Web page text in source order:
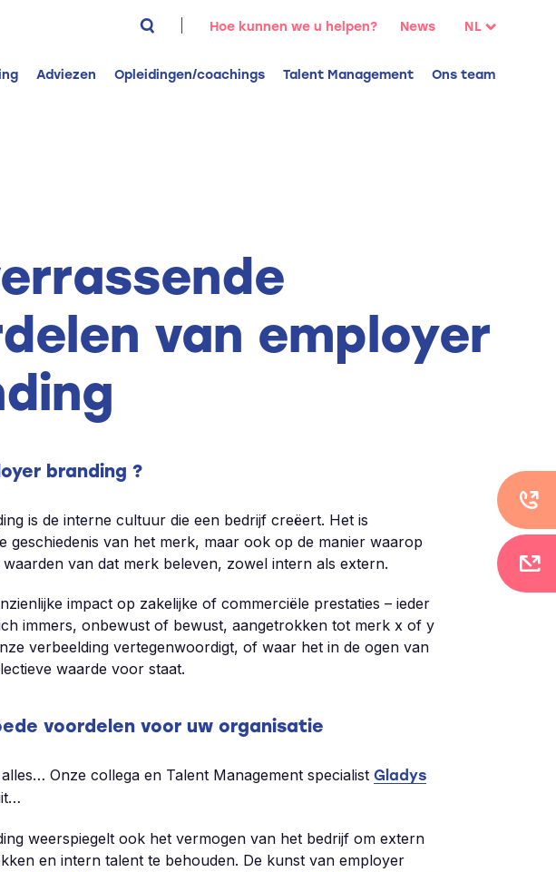
Zoeken
Hoe kunnen we u helpen? News
NL
EN
Adviezen Opleidingen/coachings Talent Management Ons team
van employer
branding ?
is de interne cultuur die een bedrijf creëert. Het is
geschiedenis van het merk, maar ook op de manier waarop
van dat merk beleven, zowel intern als extern.
impact op zakelijke of commerciële prestaties – ieder
immers, onbewust of bewust, aangetrokken tot merk x of y
verbeelding vertegenwoordigt, of waar het in de ogen van
waarde voor staat.
voordelen voor uw organisatie
Onze collega en Talent Management specialist Gladys
weerspiegelt ook het vermogen van het bedrijf om extern
en intern talent te behouden. De kunst van employer